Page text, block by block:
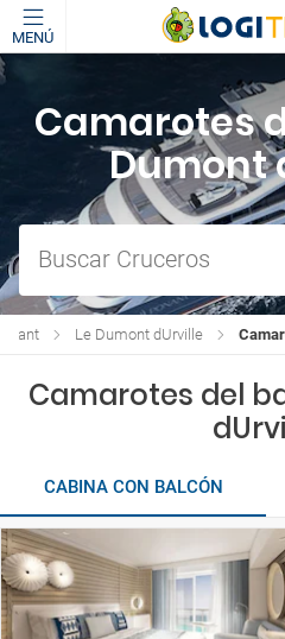
MENÚ
Camarotes
Dumont
Buscar Cruceros
Le Dumont dUrville
Camarotes del
CABINA CON BALCÓN